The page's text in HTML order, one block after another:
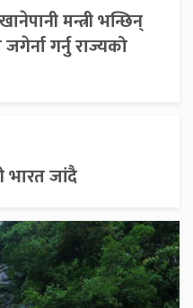
मन्त्री भन्छिन्
गर्नु राज्यको
भारत जांदै